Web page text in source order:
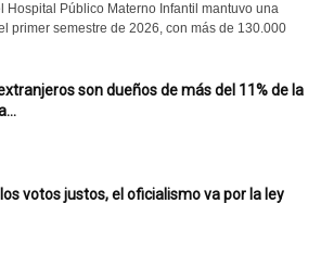
Hospital Público Materno Infantil mantuvo una
primer semestre de 2026, con más de 130.000
son dueños de más del 11% de la
votos justos, el oficialismo va por la ley